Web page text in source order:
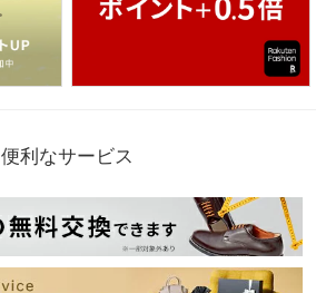
便利なサービス